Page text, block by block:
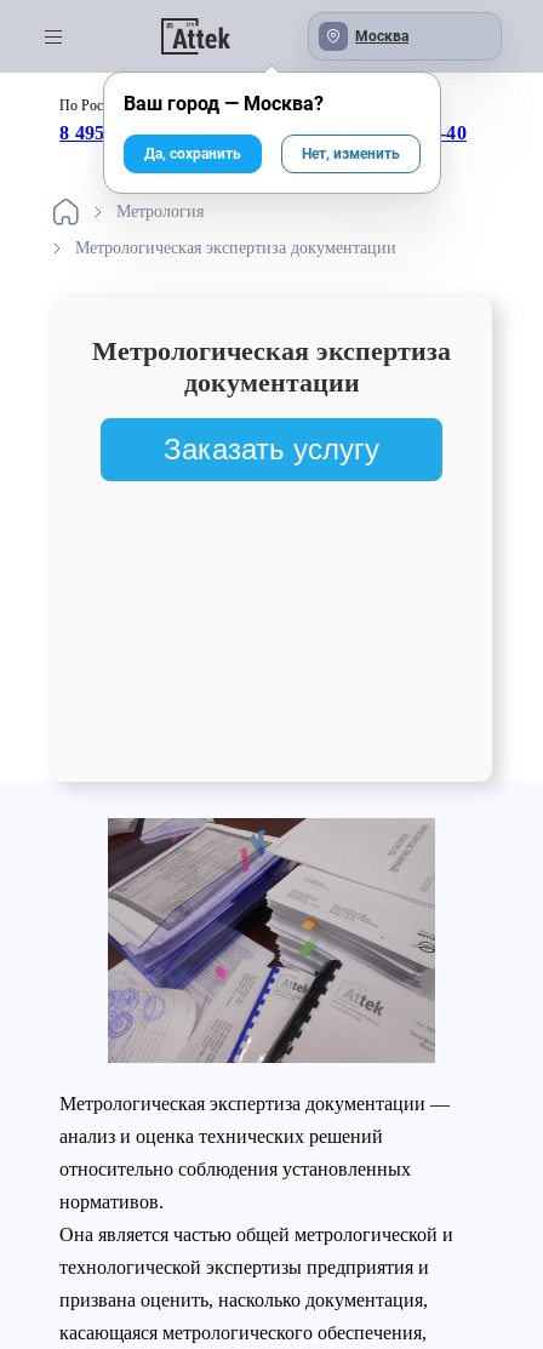
Москва
По России бесплатно:
8 495 246-04-43 8 800 333-25-40
Метрология
Метрологическая экспертиза документации
Метрологическая экспертиза
документации
Заказать услугу
Метрологическая экспертиза документации —
анализ и оценка технических решений
относительно соблюдения установленных
нормативов.
Она является частью общей метрологической и
технологической экспертизы предприятия и
призвана оценить, насколько документация,
касающаяся метрологического обеспечения,
Ваш город — Москва?
Да, сохранить Нет, изменить